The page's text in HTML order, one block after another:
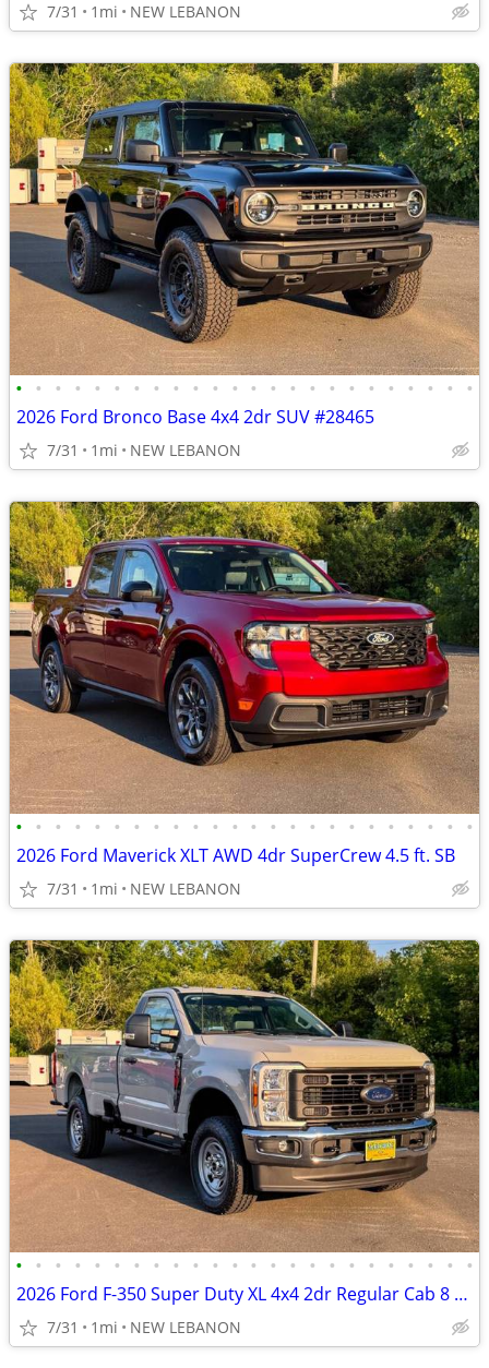
7/31 1mi NEW LEBANON
• • • • • • • • • • • • • • • • • • • • • • • •
2026 Ford Bronco Base 4x4 2dr SUV #28465
7/31 1mi NEW LEBANON
• • • • • • • • • • • • • • • • • • • • • • • •
2026 Ford Maverick XLT AWD 4dr SuperCrew 4.5 ft. SB
7/31 1mi NEW LEBANON
• • • • • • • • • • • • • • • • • • • • • • • •
2026 Ford F-350 Super Duty XL 4x4 2dr Regular Cab 8 ft. LB SRW Pickup
7/31 1mi NEW LEBANON